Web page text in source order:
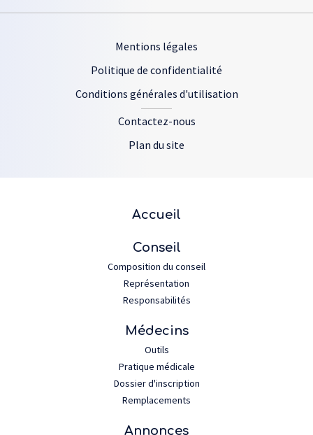
Mentions légales
Politique de confidentialité
Conditions générales d'utilisation
Contactez-nous
Plan du site
Accueil
Conseil
Composition du conseil
Représentation
Responsabilités
Médecins
Outils
Pratique médicale
Dossier d'inscription
Remplacements
Annonces